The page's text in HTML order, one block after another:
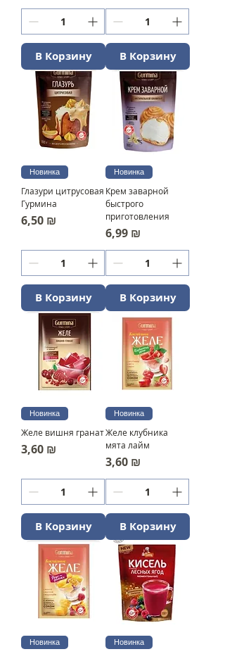
В Корзину В Корзину
Новинка
Глазури цитрусовая
Гурмина
Цена
6,50 ₪
В Корзину
Новинка
Крем заварной
быстрого
приготовления
Цена
6,99 ₪
В Корзину
Новинка
Желе вишня гранат
Цена
3,60 ₪
В Корзину
Новинка
Желе клубника
мята лайм
Цена
3,60 ₪
В Корзину
Новинка Новинка